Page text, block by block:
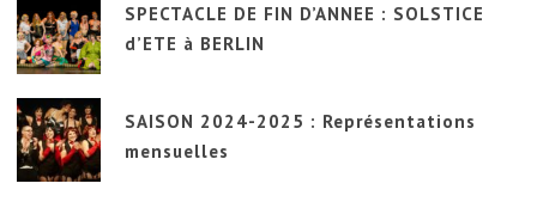
SPECTACLE DE FIN D’ANNEE : SOLSTICE
d’ETE à BERLIN
SAISON 2024-2025 : Représentations
mensuelles